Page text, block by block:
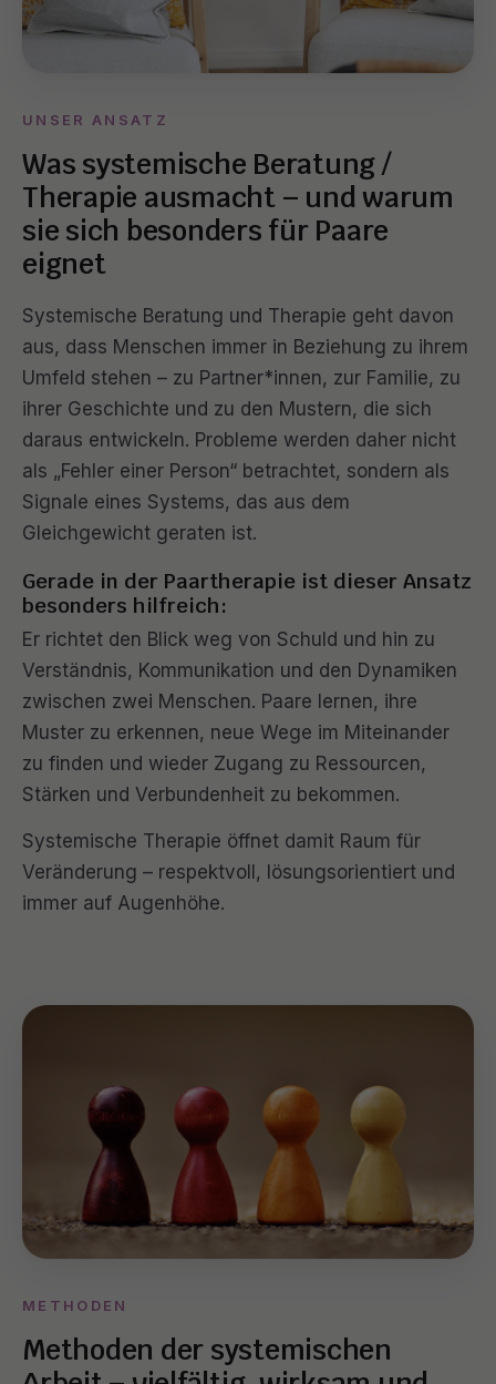
UNSER ANSATZ
Was systemische Beratung /
Therapie ausmacht – und warum
sie sich besonders für Paare
eignet
Systemische Beratung und Therapie geht davon
aus, dass Menschen immer in Beziehung zu ihrem
Umfeld stehen – zu Partner*innen, zur Familie, zu
ihrer Geschichte und zu den Mustern, die sich
daraus entwickeln. Probleme werden daher nicht
als „Fehler einer Person“ betrachtet, sondern als
Signale eines Systems, das aus dem
Gleichgewicht geraten ist.
Gerade in der Paartherapie ist dieser Ansatz
besonders hilfreich:
Er richtet den Blick weg von Schuld und hin zu
Verständnis, Kommunikation und den Dynamiken
zwischen zwei Menschen. Paare lernen, ihre
Muster zu erkennen, neue Wege im Miteinander
zu finden und wieder Zugang zu Ressourcen,
Stärken und Verbundenheit zu bekommen.
Systemische Therapie öffnet damit Raum für
Veränderung – respektvoll, lösungsorientiert und
immer auf Augenhöhe.
METHODEN
Methoden der systemischen